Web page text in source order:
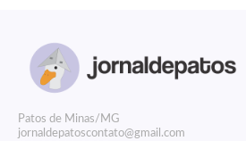
Patos de Minas/MG
jornaldepatoscontato@gmail.com